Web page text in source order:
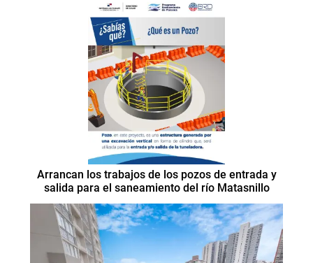
Arrancan los trabajos de los pozos de entrada y
salida para el saneamiento del río Matasnillo